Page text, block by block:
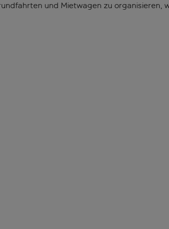
und Mietwagen zu organisieren,